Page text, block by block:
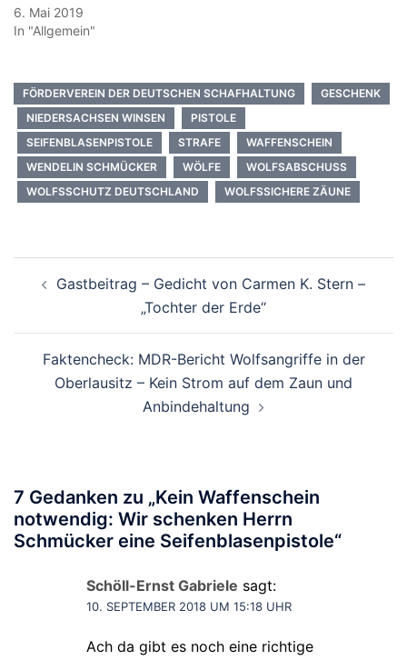
6. Mai 2019
In "Allgemein"
FÖRDERVEREIN DER DEUTSCHEN SCHAFHALTUNG
GESCHENK
NIEDERSACHSEN WINSEN
PISTOLE
SEIFENBLASENPISTOLE
STRAFE
WAFFENSCHEIN
WENDELIN SCHMÜCKER
WÖLFE
WOLFSABSCHUSS
WOLFSSCHUTZ DEUTSCHLAND
WOLFSSICHERE ZÄUNE
Gastbeitrag – Gedicht von Carmen K. Stern –
„Tochter der Erde“
Faktencheck: MDR-Bericht Wolfsangriffe in der
Oberlausitz – Kein Strom auf dem Zaun und
Anbindehaltung
7 Gedanken zu „Kein Waffenschein
notwendig: Wir schenken Herrn
Schmücker eine Seifenblasenpistole“
Schöll-Ernst Gabriele sagt:
10. SEPTEMBER 2018 UM 15:18 UHR
Ach da gibt es noch eine richtige